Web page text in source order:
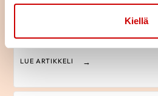
Kiellä
LUE ARTIKKELI